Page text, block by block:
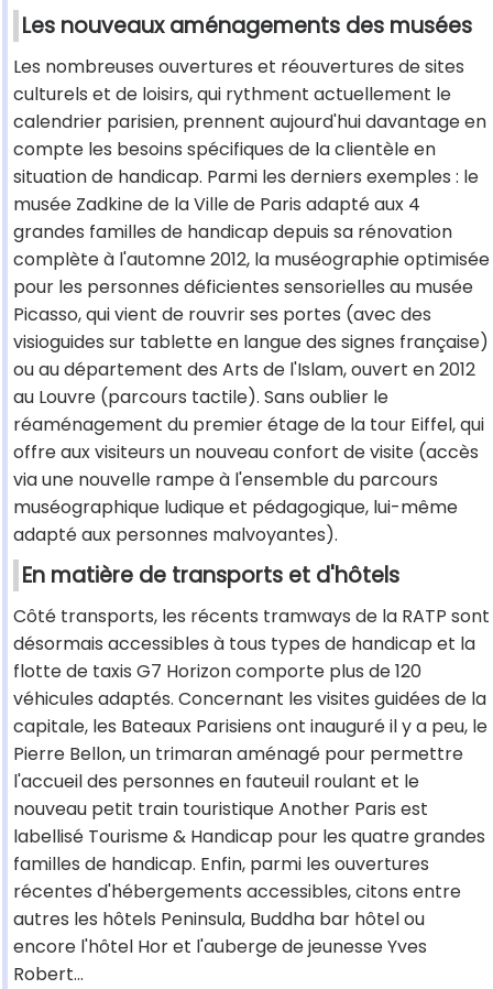
Les nouveaux aménagements des musées
Les nombreuses ouvertures et réouvertures de sites
culturels et de loisirs, qui rythment actuellement le
calendrier parisien, prennent aujourd'hui davantage en
compte les besoins spécifiques de la clientèle en
situation de handicap. Parmi les derniers exemples : le
musée Zadkine de la Ville de Paris adapté aux 4
grandes familles de handicap depuis sa rénovation
complète à l'automne 2012, la muséographie optimisée
pour les personnes déficientes sensorielles au musée
Picasso, qui vient de rouvrir ses portes (avec des
visioguides sur tablette en langue des signes française)
ou au département des Arts de l'Islam, ouvert en 2012
au Louvre (parcours tactile). Sans oublier le
réaménagement du premier étage de la tour Eiffel, qui
offre aux visiteurs un nouveau confort de visite (accès
via une nouvelle rampe à l'ensemble du parcours
muséographique ludique et pédagogique, lui-même
adapté aux personnes malvoyantes).
En matière de transports et d'hôtels
Côté transports, les récents tramways de la RATP sont
désormais accessibles à tous types de handicap et la
flotte de taxis G7 Horizon comporte plus de 120
véhicules adaptés. Concernant les visites guidées de la
capitale, les Bateaux Parisiens ont inauguré il y a peu, le
Pierre Bellon, un trimaran aménagé pour permettre
l'accueil des personnes en fauteuil roulant et le
nouveau petit train touristique Another Paris est
labellisé Tourisme & Handicap pour les quatre grandes
familles de handicap. Enfin, parmi les ouvertures
récentes d'hébergements accessibles, citons entre
autres les hôtels Peninsula, Buddha bar hôtel ou
encore l'hôtel Hor et l'auberge de jeunesse Yves
Robert...